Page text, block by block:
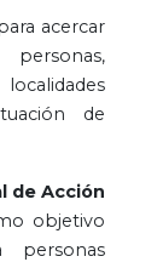
acercar
de
de Acción
objetivo